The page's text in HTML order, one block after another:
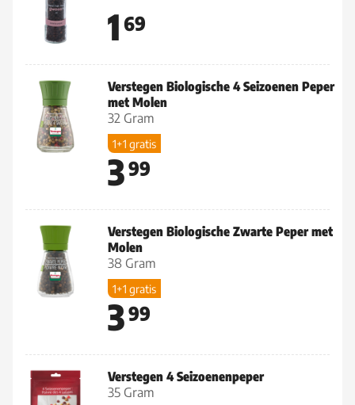
1 69
Verstegen Biologische 4 Seizoenen Peper
met Molen
32 Gram
1+1 gratis
399
Verstegen Biologische Zwarte Peper met
Molen
38 Gram
1+1 gratis
399
Verstegen 4 Seizoenenpeper
35 Gram